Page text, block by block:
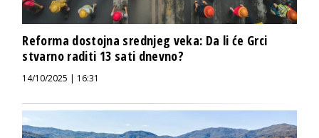
Reforma dostojna srednjeg veka: Da li će Grci
stvarno raditi 13 sati dnevno?
14/10/2025 | 16:31